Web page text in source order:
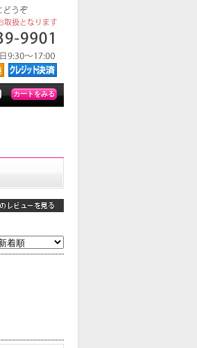
カートをみる